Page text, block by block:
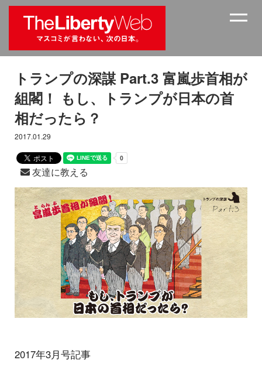
トランプの深謀 Part.3 富嵐歩首相が
組閣！ もし、トランプが日本の首
相だったら？
2017.01.29
友達に教える
2017年3月号記事